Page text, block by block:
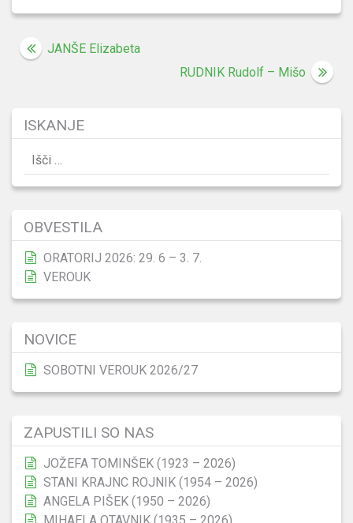
Navigacija
JANŠE Elizabeta
RUDNIK Rudolf – Mišo
ISKANJE
Išči:
OBVESTILA
ORATORIJ 2026: 29. 6 – 3. 7.
VEROUK
NOVICE
SOBOTNI VEROUK 2026/27
ZAPUSTILI SO NAS
JOŽEFA TOMINŠEK (1923 – 2026)
STANI KRAJNC ROJNIK (1954 – 2026)
ANGELA PIŠEK (1950 – 2026)